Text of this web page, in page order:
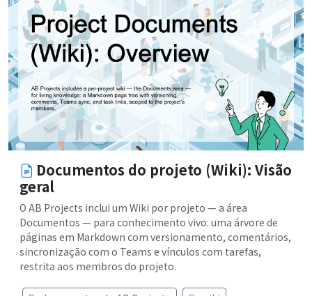
Documentos do projeto (Wiki): Visão
geral
O AB Projects inclui um Wiki por projeto — a área
Documentos — para conhecimento vivo: uma árvore de
páginas em Markdown com versionamento, comentários,
sincronização com o Teams e vínculos com tarefas,
restrita aos membros do projeto.